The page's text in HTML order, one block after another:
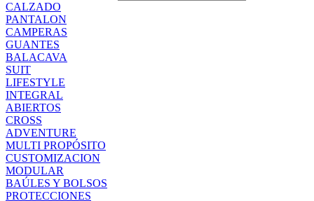
CALZADO
PANTALON
CAMPERAS
GUANTES
BALACAVA
SUIT
LIFESTYLE
INTEGRAL
ABIERTOS
CROSS
ADVENTURE
MULTI PROPÓSITO
CUSTOMIZACION
MODULAR
BAÚLES Y BOLSOS
PROTECCIONES